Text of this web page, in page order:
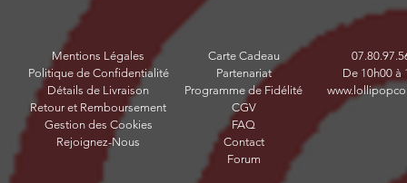
Mentions Légales
Politique de Confidentialité
Détails de Livraison
Retour et Remboursement
Gestion des Cookies
Rejoignez-Nous
Carte Cadeau
Partenariat
Programme de Fidélité
CGV
FAQ
Contact
Forum
De 10h00 à